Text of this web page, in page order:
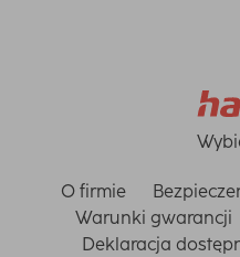
O firmie
Warunki gwarancji
Deklaracja